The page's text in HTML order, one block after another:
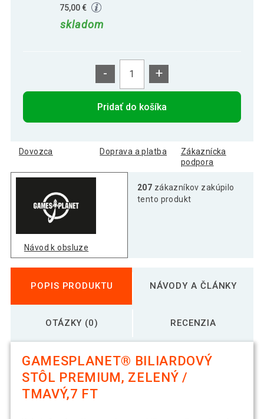
75,00 €
skladom
- +
Pridať do košíka
Dovozca Doprava a platba
Zákaznícka
podpora
Návod k obsluze
207 zákazníkov zakúpilo
tento produkt
POPIS PRODUKTU NÁVODY A ČLÁNKY
OTÁZKY (0) RECENZIA
GAMESPLANET® BILIARDOVÝ
STÔL PREMIUM, ZELENÝ /
TMAVÝ,7 FT